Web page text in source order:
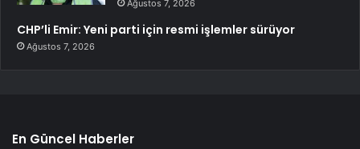
Ağustos 7, 2026
CHP’li Emir: Yeni parti için resmi işlemler sürüyor
Ağustos 7, 2026
En Güncel Haberler